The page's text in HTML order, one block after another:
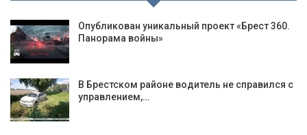
Опубликован уникальный проект «Брест 360.
Панорама войны»
В Брестском районе водитель не справился с
управлением,…